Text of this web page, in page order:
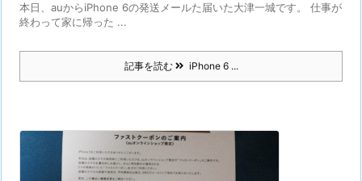
本日、auからiPhone 6の発送メールた届いた大津一城です。 仕事が
終わって家に帰った ...
記事を読む iPhone 6 ...